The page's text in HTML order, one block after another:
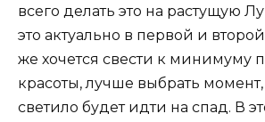
всего делать это на растущую
это актуально в первой и
же хочется свести к минимуму
красоты, лучше выбрать
светило будет идти на спад. В